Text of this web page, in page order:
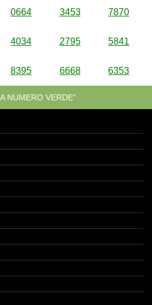
0664 3453 7870
4034 2795 5841
8395 6668 6353
NUMERO VERDE”